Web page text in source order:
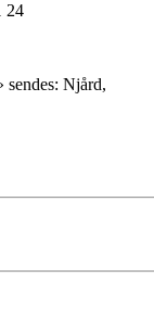
24
sendes: Njård,